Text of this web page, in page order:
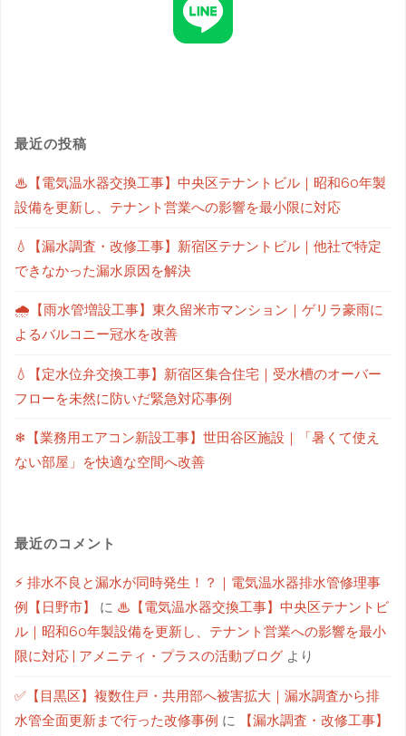
最近の投稿
♨【電気温水器交換工事】中央区テナントビル｜昭和60年製
設備を更新し、テナント営業への影響を最小限に対応
💧【漏水調査・改修工事】新宿区テナントビル｜他社で特定
できなかった漏水原因を解決
🌧【雨水管増設工事】東久留米市マンション｜ゲリラ豪雨に
よるバルコニー冠水を改善
💧【定水位弁交換工事】新宿区集合住宅｜受水槽のオーバー
フローを未然に防いだ緊急対応事例
❄【業務用エアコン新設工事】世田谷区施設｜「暑くて使え
ない部屋」を快適な空間へ改善
最近のコメント
⚡ 排水不良と漏水が同時発生！？｜電気温水器排水管修理事
例【日野市】
に ♨【電気温水器交換工事】中央区テナントビ
ル｜昭和60年製設備を更新し、テナント営業への影響を最小
限に対応 | アメニティ・プラスの活動ブログ より
✅【目黒区】複数住戸・共用部へ被害拡大｜漏水調査から排
水管全面更新まで行った改修事例 に
【漏水調査・改修工事】